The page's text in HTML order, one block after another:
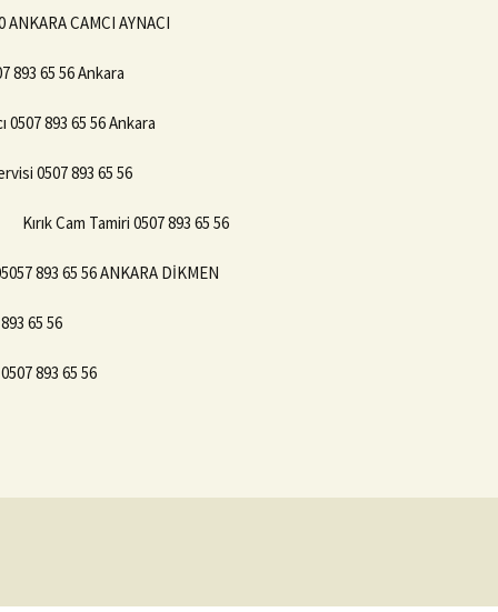
CAMCI AYNACI
893 65 56 Ankara
0507 893 65 56 Ankara
0507 893 65 56
Kırık Cam Tamiri 0507 893 65 56
893 65 56 ANKARA DİKMEN
65 56
893 65 56